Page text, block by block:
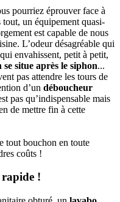
pourriez éprouver face à
tout, un équipement quasi-
est capable de nous
L’odeur désagréable qui
envahissent, petit à petit,
se situe après le siphon...
pas attendre les tours de
d’un déboucheur
pas qu’indispensable mais
de mettre fin à cette
tout bouchon en toute
coûts !
rapide !